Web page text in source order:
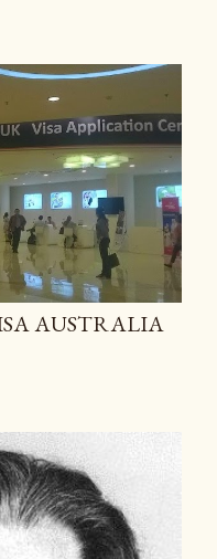
AUSTRALIA